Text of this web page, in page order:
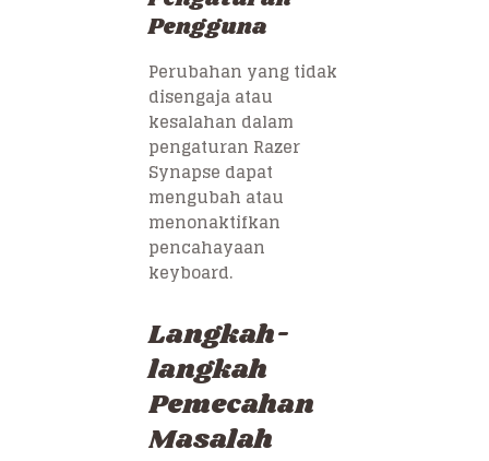
Pengguna
Perubahan yang tidak
disengaja atau
kesalahan dalam
pengaturan Razer
Synapse dapat
mengubah atau
menonaktifkan
pencahayaan
keyboard.
Langkah-
langkah
Pemecahan
Masalah